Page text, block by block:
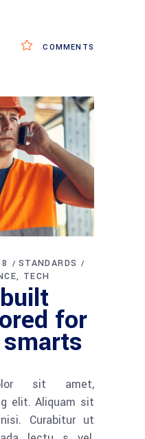
COMMENTS
STANDARDS
TECH
for
sit amet,
elit. Aliquam sit
Curabitur ut